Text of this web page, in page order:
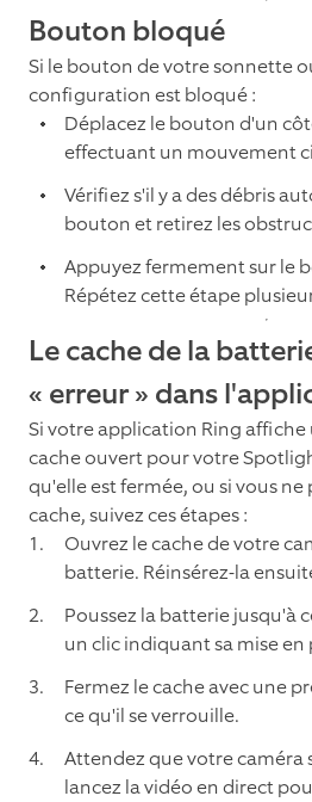
Bouton bloqué
Si le bouton de votre sonnette
configuration est bloqué :
Déplacez le bouton d'un
effectuant un mouvement
Vérifiez s'il y a des débris
bouton et retirez les
Appuyez fermement sur le
Répétez cette étape
Le cache de la
« erreur » dans
Si votre application Ring
cache ouvert pour votre
qu'elle est fermée, ou si vous
cache, suivez ces étapes :
Ouvrez le cache de votre
batterie. Réinsérez-la
Poussez la batterie jusqu'à
un clic indiquant sa mise en
Fermez le cache avec une
ce qu'il se verrouille.
Attendez que votre caméra
lancez la vidéo en direct